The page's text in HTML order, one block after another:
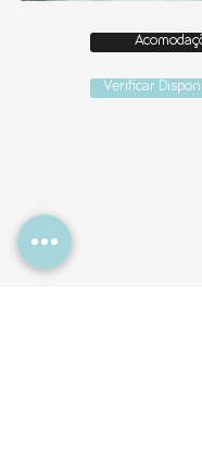
Verificar